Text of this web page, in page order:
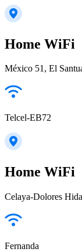
Home WiFi
México 51, El
Telcel-EB72
Home WiFi
Celaya-Dolores
Fernanda